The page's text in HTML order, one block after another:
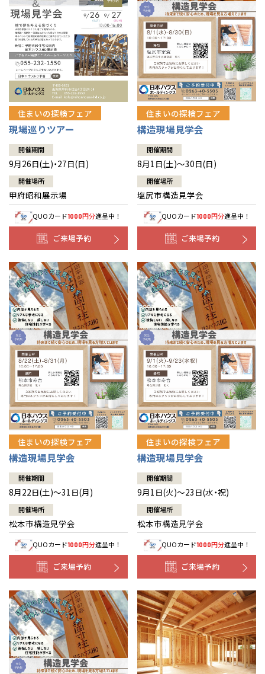
住まいの探検フェア
現場巡りツアー
開催期間
9月26日(土)・27日(日)
開催場所
甲府昭和展示場
QUOカード1000円分進呈中！
ご来場予約
住まいの探検フェア
構造現場見学会
開催期間
8月1日(土)～30日(日)
開催場所
塩尻市構造見学会
QUOカード1000円分進呈中！
ご来場予約
住まいの探検フェア
構造現場見学会
開催期間
8月22日(土)～31日(月)
開催場所
松本市構造見学会
QUOカード1000円分進呈中！
ご来場予約
住まいの探検フェア
構造現場見学会
開催期間
9月1日(火)～23日(水・祝)
開催場所
松本市構造見学会
QUOカード1000円分進呈中！
ご来場予約